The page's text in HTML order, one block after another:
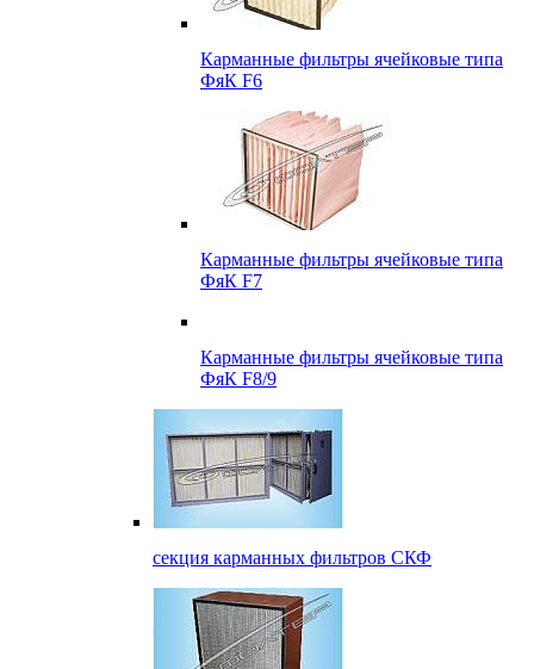
Карманные фильтры ячейковые типа
ФяК F6
Карманные фильтры ячейковые типа
ФяК F7
Карманные фильтры ячейковые типа
ФяК F8/9
секция карманных фильтров СКФ